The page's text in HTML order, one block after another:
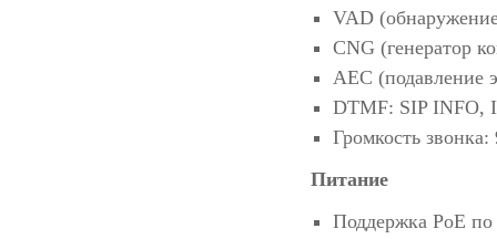
VAD
CNG (генератор
AEC (подавление
DTMF: SIP INFO,
Громкость
Питание
Поддержка PoE